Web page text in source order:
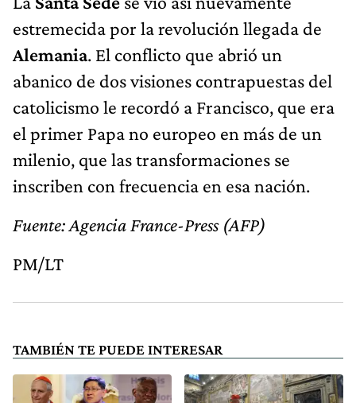
estremecida por la revolución llegada de
Alemania. El conflicto que abrió un
abanico de dos visiones contrapuestas del
catolicismo le recordó a Francisco, que era
el primer Papa no europeo en más de un
milenio, que las transformaciones se
inscriben con frecuencia en esa nación.
Fuente: Agencia France-Press (AFP)
PM/LT
TAMBIÉN TE PUEDE INTERESAR